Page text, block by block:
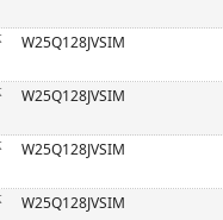
W25Q128JVSIM
W25Q128JVSIM
W25Q128JVSIM
W25Q128JVSIM